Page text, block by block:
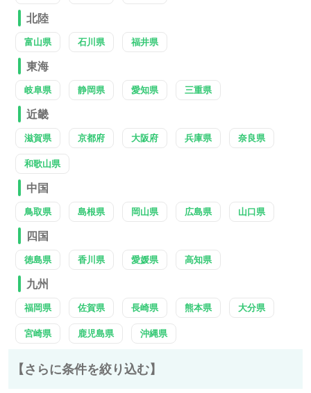
北陸
富山県 石川県 福井県
東海
岐阜県 静岡県 愛知県 三重県
近畿
滋賀県 京都府 大阪府 兵庫県 奈良県
和歌山県
中国
鳥取県 島根県 岡山県 広島県 山口県
四国
徳島県 香川県 愛媛県 高知県
九州
福岡県 佐賀県 長崎県 熊本県 大分県
宮崎県 鹿児島県 沖縄県
【さらに条件を絞り込む】